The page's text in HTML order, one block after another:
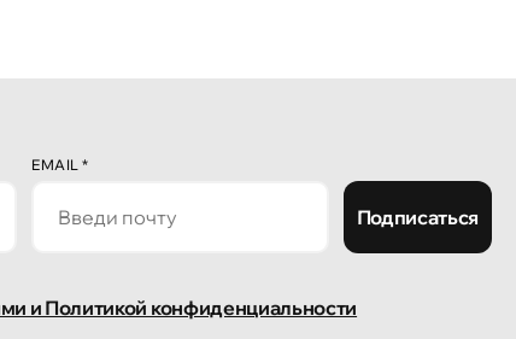
EMAIL*
Подписаться
и Политикой конфиденциальности